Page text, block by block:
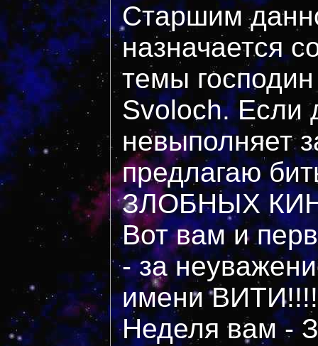
Старшим
назначается
темы
Svoloch. Если
невыполняет
предлагаю
ЗЛОБНЫХ
Вот вам и
- за
имени
Неделя вам -